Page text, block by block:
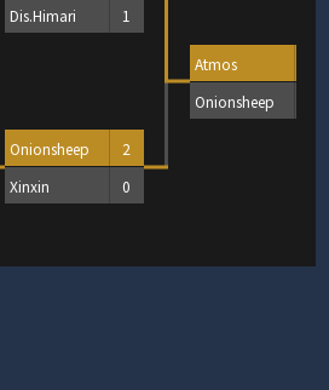
Dis.Himari
1
Onionsheep
2
Xinxin
0
Atmos
Onionsheep